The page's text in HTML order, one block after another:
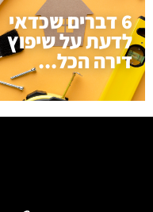
6 דברים שכדאי
לדעת על שיפוץ
דירה הכל...